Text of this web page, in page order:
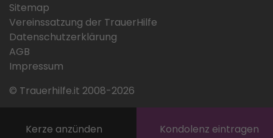
Kerze anzünden Kondolenz eintragen
Sitemap
Vereinssatzung der TrauerHilfe
Datenschutzerklärung
AGB
Impressum
© Trauerhilfe.it 2008-2026